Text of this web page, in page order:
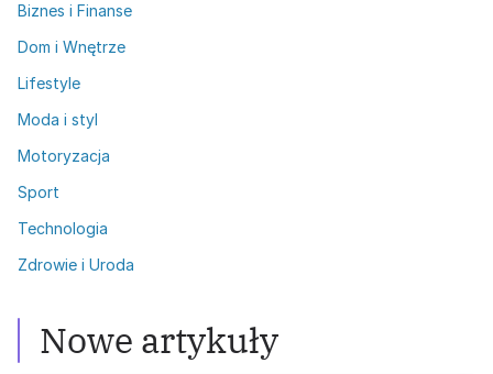
Biznes i Finanse
Dom i Wnętrze
Lifestyle
Moda i styl
Motoryzacja
Sport
Technologia
Zdrowie i Uroda
Nowe artykuły